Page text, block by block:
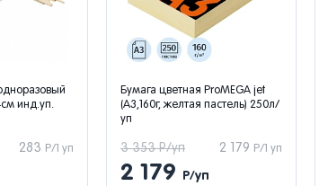
инд.уп.
283 Р/1 уп
Бумага цветная ProMEGA jet
(А3,160г, желтая пастель) 250л/
уп
2 179 Р/1 уп
3 353 Р/уп
2 179 Р/уп